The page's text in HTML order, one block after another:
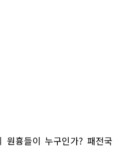
흉들이 누구인가? 패전국